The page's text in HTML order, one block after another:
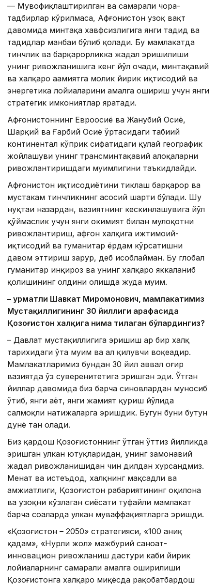
— Мувофиқлаштирилган ва самарали чора-
тадбирлар кўрилмаса, Афғонистон узоқ вақт
давомида минтақа хавфсизлигига янги таҳдид ва
таҳдидлар манбаи бўлиб қолади. Бу мамлакатда
тинчлик ва барқарорликка жадал эришилиши
унинг ривожланишига кенг йўл очади, минтақавий
ва халқаро аҳамиятга молик йирик иқтисодий ва
энергетика лойиҳаларини амалга ошириш учун янги
стратегик имкониятлар яратади.
Афғонистоннинг Евроосиё ва Жанубий Осиё,
Шарқий ва Ғарбий Осиё ўртасидаги табиий
континентал кўприк сифатидаги қулай географик
жойлашуви унинг трансминтақавий алоқаларни
ривожлантиришдаги муҳимлигини таъкидлайди.
Афғонистон иқтисодиётини тиклаш барқарор ва
мустаҳкам тинчликнинг асосий шарти бўлади. Шу
нуқтаи назардан, вазиятнинг кескинлашувига йўл
қўймаслик учун янги ҳокимият билан мулоқотни
ривожлантириш, афғон халқига ижтимоий-
иқтисодий ва гуманитар ёрдам кўрсатишни
давом эттириш зарур, деб ҳисоблайман. Бу глобал
гуманитар инқироз ва унинг халқаро яккаланиб
қолишининг олдини олишда жуда муҳим.
– Ҳурматли Шавкат Миромонович, мамлакатимиз
Мустақиллигининг 30 йиллиги арафасида
Қозоғистон халқига нима тилаган бўлардингиз?
– Давлат мустақиллигига эришиш ҳар бир халқ
тарихидаги ўта муҳим ва ҳал қилувчи воқеадир.
Мамлакатларимиз бундан 30 йил аввал оғир
вазиятда ўз суверенитетига эришган эди. Ўтган
йиллар давомида биз барча синовлардан муносиб
ўтиб, янги ҳаёт, янги жамият қуриш йўлида
салмоқли натижаларга эришдик. Бугун буни бутун
дунё тан олади.
Биз қардош Қозоғистоннинг ўтган ўттиз йилликда
эришган улкан ютуқларидан, унинг замонавий
жадал ривожланишидан чин дилдан хурсандмиз.
Меҳнат ва истеъдод, халқнинг мақсадли ва
ҳамжиҳатлиги, Қозоғистон раҳбариятининг оқилона
ва узоқни кўзлаган сиёсати туфайли мамлакат
барча соҳаларда улкан муваффақиятларга эришди.
«Қозоғистон – 2050» стратегияси, «100 аниқ
қадам», «Нурли жол» мажбурий саноат-
инновацион ривожланиш дастури каби йирик
лойиҳаларнинг самарали амалга оширилиши
Қозоғистонга халқаро миқёсда рақобатбардош